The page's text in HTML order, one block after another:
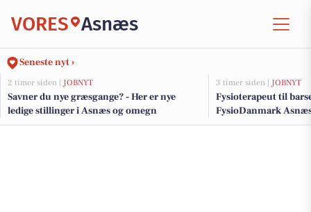
VORES Asnæs
Seneste nyt ›
2 timer siden | JOBNYT
Savner du nye græsgange? - Her er nye
ledige stillinger i Asnæs og omegn
3 timer siden | JOBNYT
Fysioterapeut til
FysioDanmark
2026